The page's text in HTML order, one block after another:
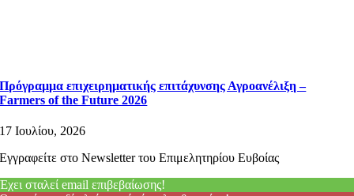
Πρόγραμμα επιχειρηματικής επιτάχυνσης Αγροανέλιξη –
Farmers of the Future 2026
17 Ιουλίου, 2026
Εγγραφείτε στο Newsletter του Επιμελητηρίου Ευβοίας
Έχει σταλεί email επιβεβαίωσης!